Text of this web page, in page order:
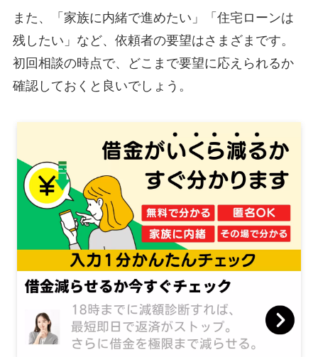
また、「家族に内緒で進めたい」「住宅ローンは
残したい」など、依頼者の要望はさまざまです。
初回相談の時点で、どこまで要望に応えられるか
確認しておくと良いでしょう。